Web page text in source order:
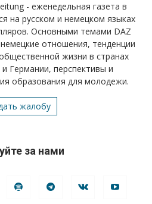
- еженедельная газета в
на русском и немецком языках
Основными темами DAZ
отношения, тенденции
жизни в странах
Германии, перспективы и
образования для молодежи.
жалобу
за нами